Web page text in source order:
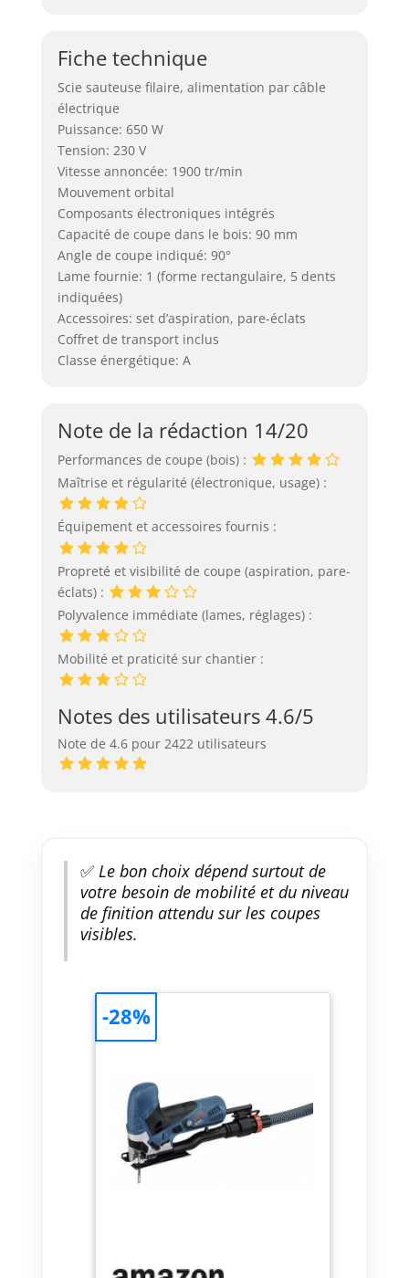
Fiche technique
Scie sauteuse filaire, alimentation par câble
électrique
Puissance: 650 W
Tension: 230 V
Vitesse annoncée: 1900 tr/min
Mouvement orbital
Composants électroniques intégrés
Capacité de coupe dans le bois: 90 mm
Angle de coupe indiqué: 90°
Lame fournie: 1 (forme rectangulaire, 5 dents
indiquées)
Accessoires: set d’aspiration, pare-éclats
Coffret de transport inclus
Classe énergétique: A
Note de la rédaction 14/20
Performances de coupe (bois) :
Maîtrise et régularité (électronique, usage) :
Équipement et accessoires fournis :
Propreté et visibilité de coupe (aspiration, pare-
éclats) :
Polyvalence immédiate (lames, réglages) :
Mobilité et praticité sur chantier :
Notes des utilisateurs 4.6/5
Note de 4.6 pour 2422 utilisateurs
✅Le bon choix dépend surtout de
votre besoin de mobilité et du niveau
de finition attendu sur les coupes
visibles.
-28%